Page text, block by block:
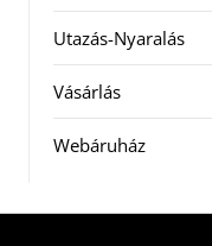
Utazás-Nyaralás
Vásárlás
Webáruház